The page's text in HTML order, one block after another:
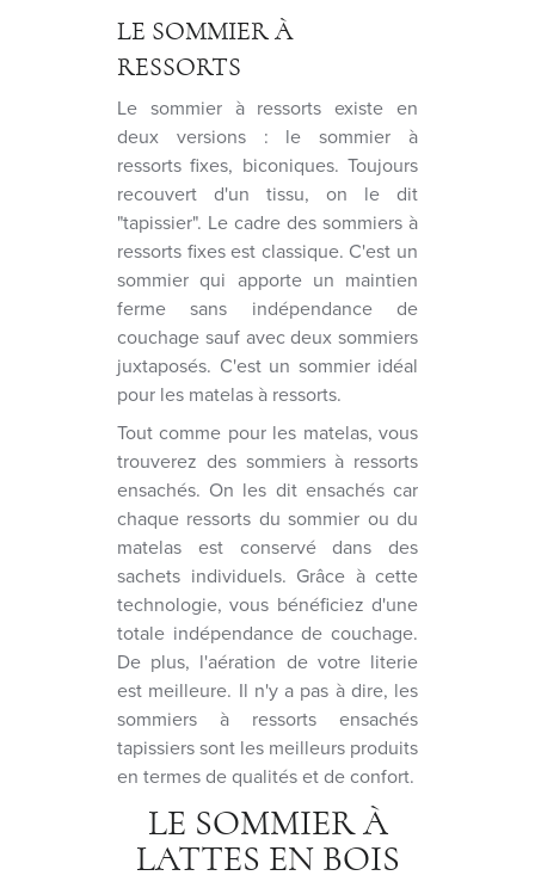
LE SOMMIER À
RESSORTS
Le sommier à ressorts existe en
deux versions : le sommier à
ressorts fixes, biconiques. Toujours
recouvert d'un tissu, on le dit
"tapissier". Le cadre des sommiers à
ressorts fixes est classique. C'est un
sommier qui apporte un maintien
ferme sans indépendance de
couchage sauf avec deux sommiers
juxtaposés. C'est un sommier idéal
pour les matelas à ressorts.
Tout comme pour les matelas, vous
trouverez des sommiers à ressorts
ensachés. On les dit ensachés car
chaque ressorts du sommier ou du
matelas est conservé dans des
sachets individuels. Grâce à cette
technologie, vous bénéficiez d'une
totale indépendance de couchage.
De plus, l'aération de votre literie
est meilleure. Il n'y a pas à dire, les
sommiers à ressorts ensachés
tapissiers sont les meilleurs produits
en termes de qualités et de confort.
LE SOMMIER À
LATTES EN BOIS